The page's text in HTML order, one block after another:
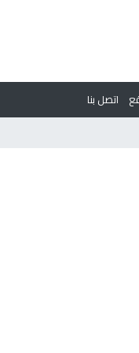
اتصل بنا